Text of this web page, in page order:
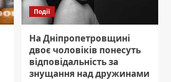
Події
На Дніпропетровщині
двоє чоловіків понесуть
відповідальність за
знущання над дружинами